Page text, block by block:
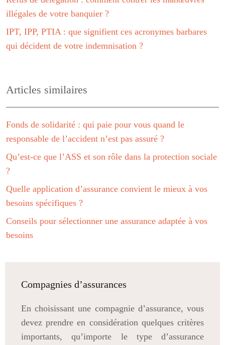
illégales de votre banquier ?
IPT, IPP, PTIA : que signifient ces acronymes barbares
qui décident de votre indemnisation ?
Articles similaires
Fonds de solidarité : qui paie pour vous quand le
responsable de l’accident n’est pas assuré ?
Qu’est-ce que l’ASS et son rôle dans la protection sociale
?
Quelle application d’assurance convient le mieux à vos
besoins spécifiques ?
Conseils pour sélectionner une assurance adaptée à vos
besoins
Compagnies d’assurances
En choisissant une compagnie d’assurance, vous
devez prendre en considération quelques critères
importants, qu’importe le type d’assurance